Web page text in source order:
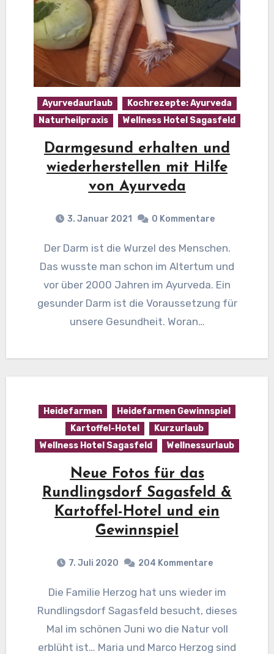
Ayurvedaurlaub
Kochrezepte: Ayurveda
Naturheilpraxis
Wellness Hotel Sagasfeld
Darmgesund erhalten und
wiederherstellen mit Hilfe
von Ayurveda
3. Januar 2021 0 Kommentare
Der Darm ist die Wurzel des Menschen.
Das wusste man schon im Altertum und
vor über 2000 Jahren im Ayurveda. Ein
gesunder Darm ist die Voraussetzung für
unsere Gesundheit. Woran…
Heidefarmen
Heidefarmen Gewinnspiel
Kartoffel-Hotel
Kurzurlaub
Wellness Hotel Sagasfeld
Wellnessurlaub
Neue Fotos für das
Rundlingsdorf Sagasfeld &
Kartoffel-Hotel und ein
Gewinnspiel
7. Juli 2020 204 Kommentare
Die Familie Herzog hat uns wieder im
Rundlingsdorf Sagasfeld besucht, dieses
Mal im schönen Juni wo die Natur voll
erblüht ist… Maria und Marco Herzog sind